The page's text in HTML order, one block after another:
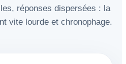
réponses dispersées : la
vite lourde et chronophage.